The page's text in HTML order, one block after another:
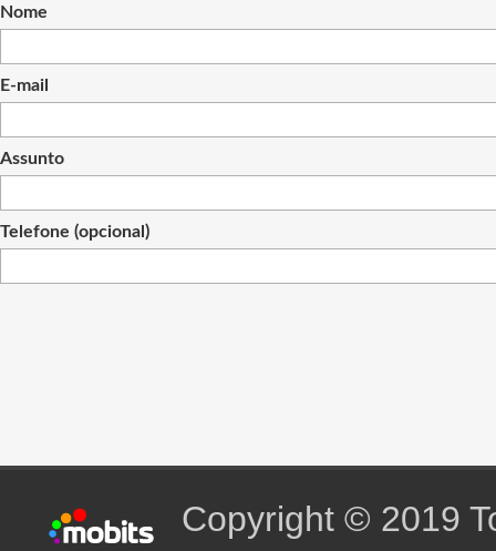
Nome
E-mail
Assunto
Telefone (opcional)
Copyright © 2019